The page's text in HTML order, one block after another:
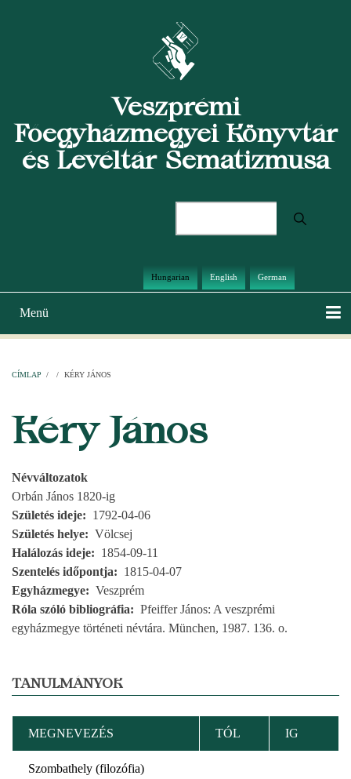
Veszprémi
Főegyházmegyei Könyvtár
és Levéltár Sematizmusa
Hungarian English German
Main
navigation
Menü
CÍMLAP / / KÉRY JÁNOS
Kéry János
Névváltozatok
Orbán János 1820-ig
Születés ideje
1792-04-06
Születés helye
Völcsej
Halálozás ideje
1854-09-11
Szentelés időpontja
1815-04-07
Egyházmegye
Veszprém
Róla szóló bibliográfia
Pfeiffer János: A veszprémi
egyházmegye történeti névtára. München, 1987. 136. o.
TANULMÁNYOK
MEGNEVEZÉS TÓL IG
Szombathely (filozófia)